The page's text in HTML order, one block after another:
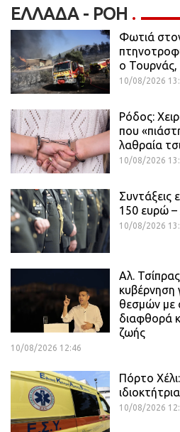
ΕΛΛΆΔΑ - ΡΟΗ
Φωτιά
ο Τουρνάς,
10/08/2026
Ρόδος:
που
λαθραία
10/08/2026
Συντάξεις
150 ευρώ –
10/08/2026
Αλ.
κυβέρνηση
θεσμών με
διαφθορά
ζωής
10/08/2026 12:46
Πόρτο
10/08/2026